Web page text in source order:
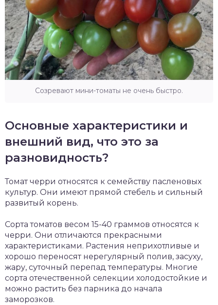
Созревают мини-томаты не очень быстро.
Основные характеристики и
внешний вид, что это за
разновидность?
Томат черри относятся к семейству пасленовых
культур. Они имеют прямой стебель и сильный
развитый корень.
Сорта томатов весом 15-40 граммов относятся к
черри. Они отличаются прекрасными
характеристиками. Растения неприхотливые и
хорошо переносят нерегулярный полив, засуху,
жару, суточный перепад температуры. Многие
сорта отечественной селекции холодостойкие и
можно растить без парника до начала
заморозков.